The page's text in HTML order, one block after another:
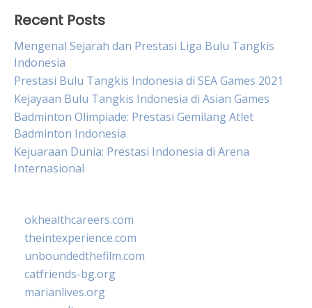
Recent Posts
Mengenal Sejarah dan Prestasi Liga Bulu Tangkis
Indonesia
Prestasi Bulu Tangkis Indonesia di SEA Games 2021
Kejayaan Bulu Tangkis Indonesia di Asian Games
Badminton Olimpiade: Prestasi Gemilang Atlet
Badminton Indonesia
Kejuaraan Dunia: Prestasi Indonesia di Arena
Internasional
okhealthcareers.com
theintexperience.com
unboundedthefilm.com
catfriends-bg.org
marianlives.org